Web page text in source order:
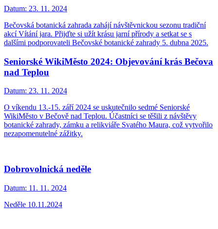
Datum: 23. 11. 2024
Bečovská botanická zahrada zahájí návštěvnickou sezonu tradiční
akcí Vítání jara. Přijďte si užít krásu jarní přírody a setkat se s
dalšími podporovateli Bečovské botanické zahrady 5. dubna 2025.
Seniorské WikiMěsto 2024: Objevování krás Bečova
nad Teplou
Datum: 23. 11. 2024
O víkendu 13.-15. září 2024 se uskutečnilo sedmé Seniorské
WikiMěsto v Bečově nad Teplou. Účastníci se těšili z návštěvy
botanické zahrady, zámku a relikviáře Svatého Maura, což vytvořilo
nezapomenutelné zážitky.
Dobrovolnická neděle
Datum: 11. 11. 2024
Neděle 10.11.2024